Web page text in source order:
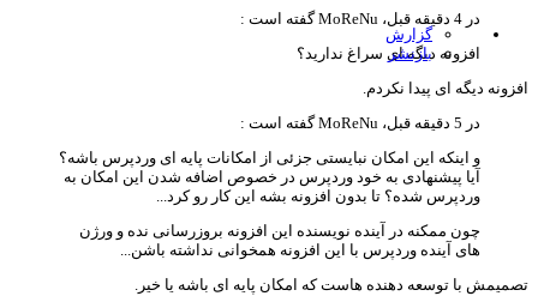
گزارش
بازنشر
افزونه دیگه ای سراغ ندارید؟
دیگه ای پیدا نکردم.
و اینکه این امکان نبایستی جزئی از امکانات پایه ای وردپرس باشه؟
آیا پیشنهادی به خود وردپرس در خصوص اضافه شدن این امکان به
وردپرس شده؟ تا بدون افزونه بشه این کار رو کرد...
چون ممکنه در آینده نویسنده این افزونه بروزرسانی نده و ورژن
های آینده وردپرس با این افزونه همخوانی نداشته باشن...
با توسعه دهنده هاست که امکان پایه ای باشه یا خیر.